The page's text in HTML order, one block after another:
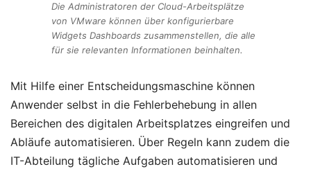
Die Administratoren der Cloud-Arbeitsplätze
von VMware können über konfigurierbare
Widgets Dashboards zusammenstellen, die alle
für sie relevanten Informationen beinhalten.
Mit Hilfe einer Entscheidungsmaschine können
Anwender selbst in die Fehlerbehebung in allen
Bereichen des digitalen Arbeitsplatzes eingreifen und
Abläufe automatisieren. Über Regeln kann zudem die
IT-Abteilung tägliche Aufgaben automatisieren und